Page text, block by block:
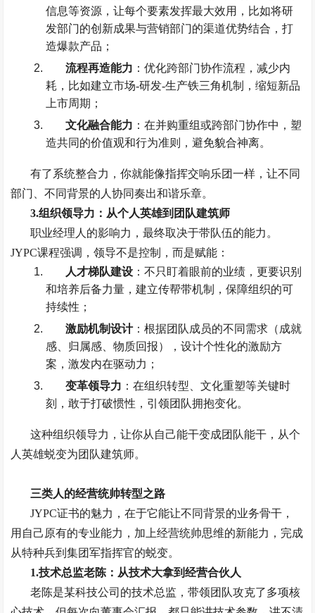
信息等资源，让每个要素发挥最大效用，比如将研
发部门的创新成果与营销部门的渠道优势结合，打
造爆款产品；
流程再造能力 ：优化跨部门协作流程，减少内
耗，比如建立市场-研发-生产铁三角机制，缩短新品
上市周期；
文化融合能力 ：在并购重组或跨部门协作中，塑
造共同的价值观和行为准则，避免貌合神离。
有了系统整合力，你就能像指挥交响乐团一样，让不同
部门、不同背景的人协同奏出和谐乐章。
3.组织领导力：从个人英雄到团队建筑师
职业经理人的影响力，最终取决于带队伍的能力。
JYPC课程强调，领导不是控制，而是赋能：
人才梯队建设 ：不只盯着眼前的业绩，更要识别
和培养后备力量，建立传帮带机制，保障组织的可
持续性；
激励机制设计：根据团队成员的不同需求（成就
感、归属感、物质回报），设计个性化的激励方
案，激发内在驱动力；
变革领导力 ：在组织转型、文化重塑等关键时
刻，敢于打破惯性，引领团队拥抱变化。
这种组织领导力，让你从自己能干变成团队能干，从个
人英雄蜕变为团队建筑师。
三类人的经营统帅转型之路
JYPC证书的魅力，在于它能让不同背景的业务骨干，
用自己原有的专业能力，加上经营统帅思维的新能力，完成
从特种兵到集团军指挥官的蜕变。
1.技术总监老陈：从技术大拿到经营合伙人
老陈是某科技公司的技术总监，带领团队攻克了多项核